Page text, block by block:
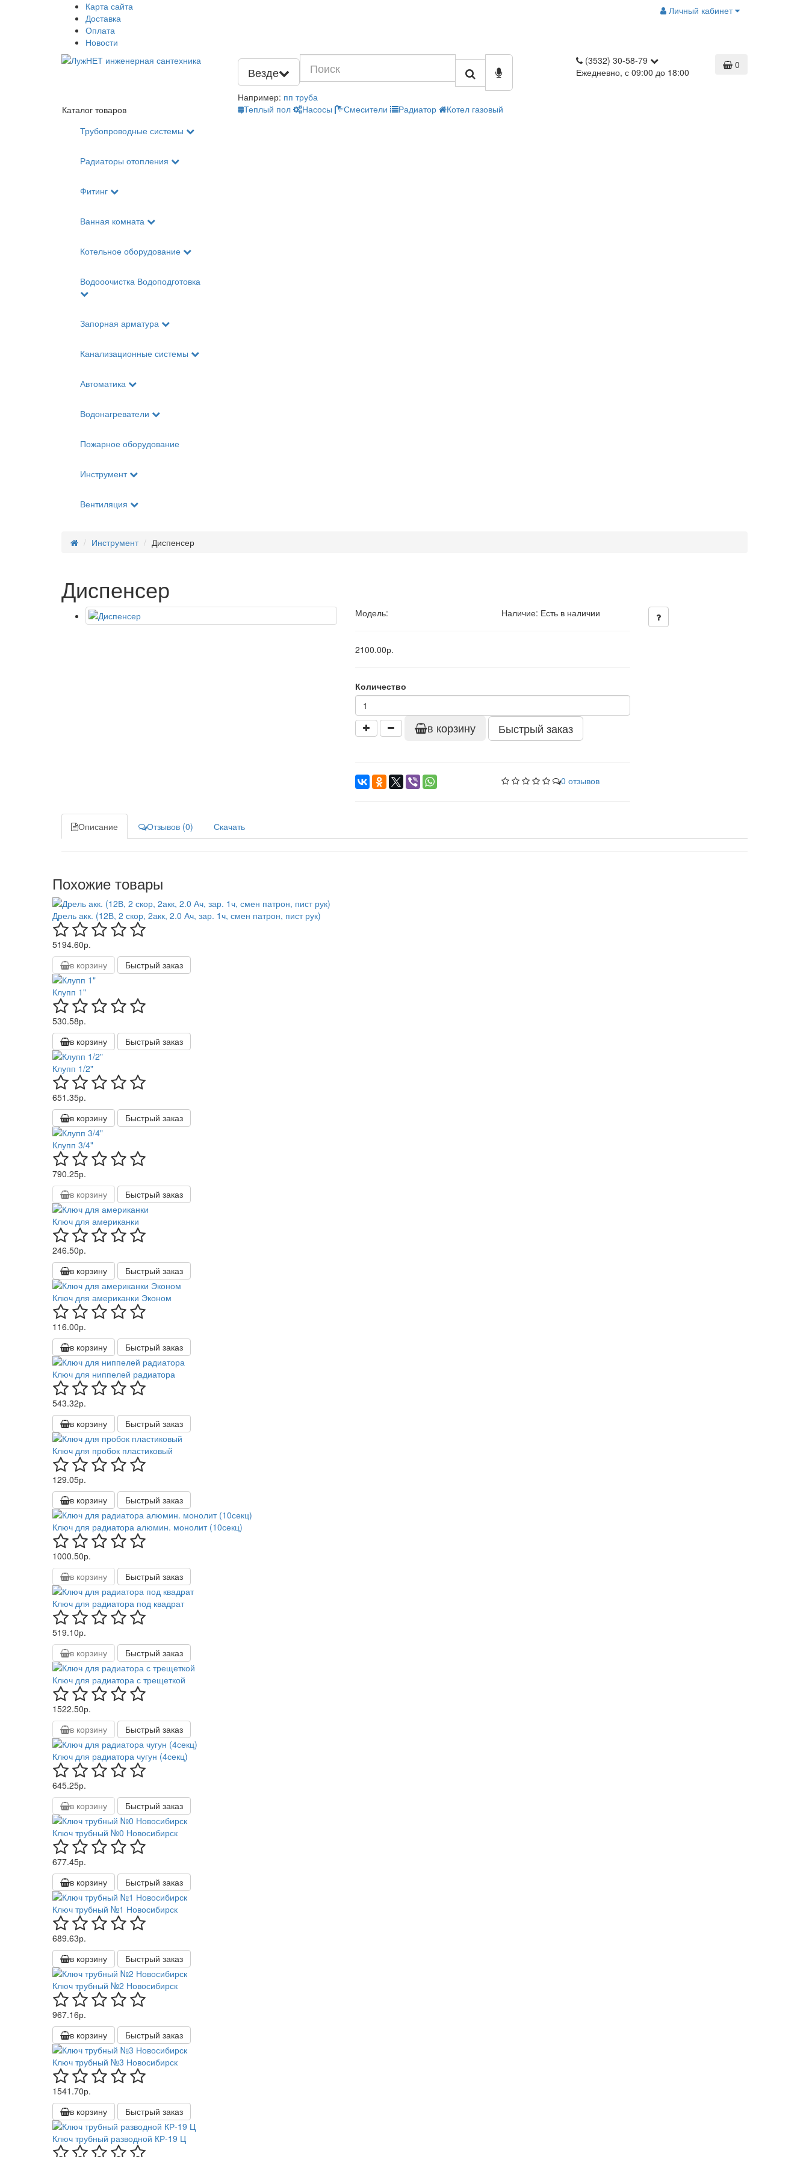
Личный кабинет
Карта сайта
Доставка
Оплата
Новости
(3532) 30-58-79
Ежедневно, с 09:00 до 18:00
0
Везде
Например: пп труба
Теплый пол
Насосы Смесители Радиатор Котел газовый
Каталог товаров
Трубопроводные системы
Радиаторы отопления
Фитинг
Ванная комната
Котельное оборудование
Водооочистка Водоподготовка
Запорная арматура
Канализационные системы
Автоматика
Водонагреватели
Пожарное оборудование
Инструмент
Вентиляция
Инструмент Диспенсер
Диспенсер
Модель: Наличие: Есть в наличии
2100.00р.
Количество
в корзину Быстрый заказ
0 отзывов
Описание Отзывов (0) Скачать
Похожие товары
Дрель акк. (12В, 2 скор, 2акк, 2.0 Ач, зар. 1ч, смен патрон, пист рук)
5194.60р.
в корзину
Быстрый заказ
Клупп 1"
530.58р.
в корзину
Быстрый заказ
Клупп 1/2"
651.35р.
в корзину
Быстрый заказ
Клупп 3/4"
790.25р.
в корзину
Быстрый заказ
Ключ для американки
246.50р.
в корзину
Быстрый заказ
Ключ для американки Эконом
116.00р.
в корзину
Быстрый заказ
Ключ для ниппелей радиатора
543.32р.
в корзину
Быстрый заказ
Ключ для пробок пластиковый
129.05р.
в корзину
Быстрый заказ
Ключ для радиатора алюмин. монолит (10секц)
1000.50р.
в корзину
Быстрый заказ
Ключ для радиатора под квадрат
519.10р.
в корзину
Быстрый заказ
Ключ для радиатора с трещеткой
1522.50р.
в корзину
Быстрый заказ
Ключ для радиатора чугун (4секц)
645.25р.
в корзину
Быстрый заказ
Ключ трубный №0 Новосибирск
677.45р.
в корзину
Быстрый заказ
Ключ трубный №1 Новосибирск
689.63р.
в корзину
Быстрый заказ
Ключ трубный №2 Новосибирск
967.16р.
в корзину
Быстрый заказ
Ключ трубный №3 Новосибирск
1541.70р.
в корзину
Быстрый заказ
Ключ трубный разводной КР-19 Ц